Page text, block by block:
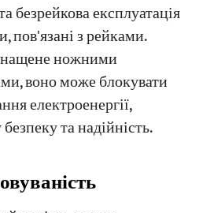
безрейкова експлуатація
з рейками.
ножними
воно може блокувати
електроенергії,
та надійність.